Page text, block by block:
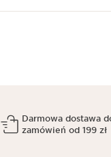
Darmowa dostawa
zamówień od 199 zł